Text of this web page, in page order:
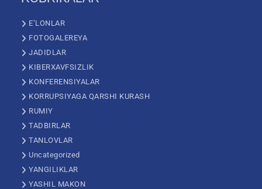
E’LONLAR
FOTOGALEREYA
JADIDLAR
KIBERXAVFSIZLIK
KONFERENSIYALAR
KORRUPSIYAGA QARSHI KURASH
RUMIY
TADBIRLAR
TANLOVLAR
Uncategorized
YANGILIKLAR
YASHIL MAKON